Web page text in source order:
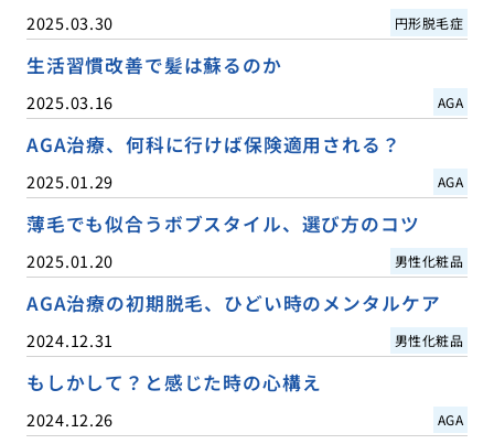
2025.03.30 円形脱毛症
生活習慣改善で髪は蘇るのか
2025.03.16 AGA
AGA治療、何科に行けば保険適用される？
2025.01.29 AGA
薄毛でも似合うボブスタイル、選び方のコツ
2025.01.20 男性化粧品
AGA治療の初期脱毛、ひどい時のメンタルケア
2024.12.31 男性化粧品
もしかして？と感じた時の心構え
2024.12.26 AGA